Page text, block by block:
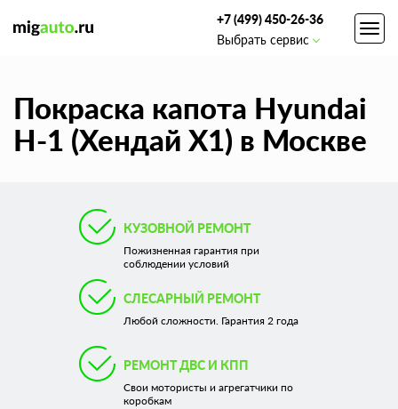
+7 (499) 450-26-36
Выбрать сервис
Покраска капота Hyundai
H-1 (Хендай Х1) в Москве
КУЗОВНОЙ РЕМОНТ
Пожизненная гарантия при
соблюдении условий
СЛЕСАРНЫЙ РЕМОНТ
Любой сложности. Гарантия 2 года
РЕМОНТ ДВС И КПП
Свои мотористы и агрегатчики по
коробкам